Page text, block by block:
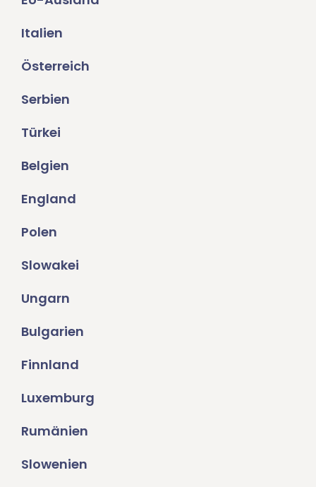
Italien
Österreich
Serbien
Türkei
Belgien
England
Polen
Slowakei
Ungarn
Bulgarien
Finnland
Luxemburg
Rumänien
Slowenien